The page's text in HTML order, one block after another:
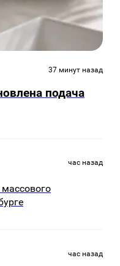
37 минут назад
подача
час назад
час назад